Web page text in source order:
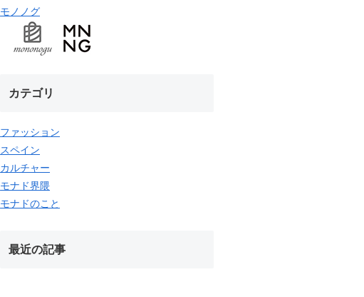
モノノグ
カテゴリ
ファッション
スペイン
カルチャー
モナド界隈
モナドのこと
最近の記事